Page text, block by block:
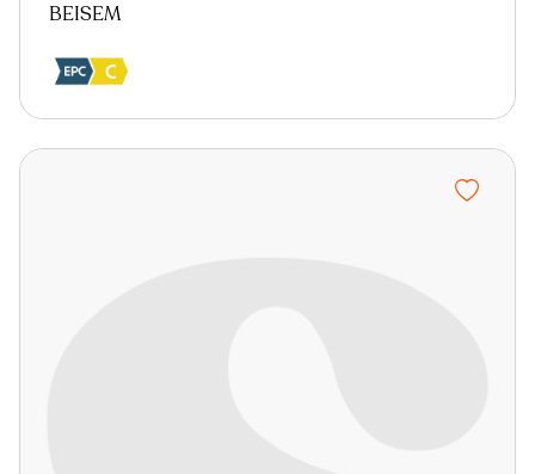
BEISEM